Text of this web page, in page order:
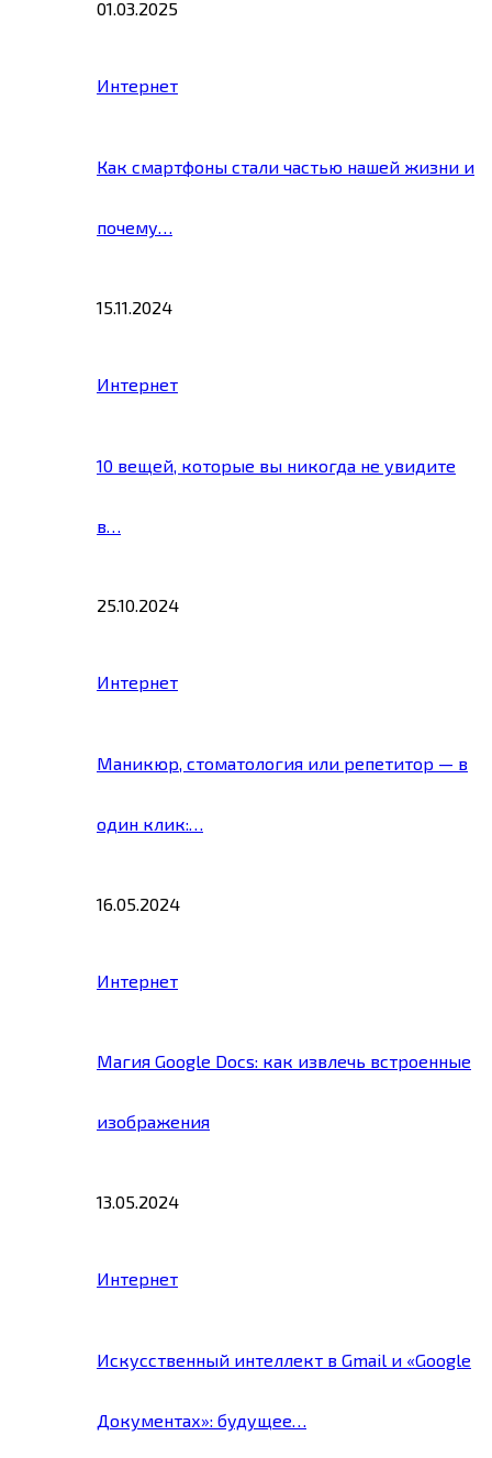
01.03.2025
Интернет
Как смартфоны стали частью нашей жизни и
почему…
15.11.2024
Интернет
10 вещей, которые вы никогда не увидите
в…
25.10.2024
Интернет
Маникюр, стоматология или репетитор — в
один клик:…
16.05.2024
Интернет
Магия Google Docs: как извлечь встроенные
изображения
13.05.2024
Интернет
Искусственный интеллект в Gmail и «Google
Документах»: будущее…